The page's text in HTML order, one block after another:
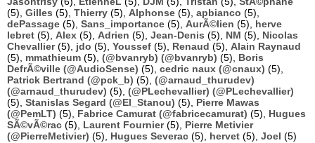
(5), Gilles (5), Thierry (5), Alphonse (5), apbianco (5),
dePassage (5), Sans_importance (5), AurÃ©lien (5), herve
lebret (5), Alex (5), Adrien (5), Jean-Denis (5), NM (5), Nicolas
Chevallier(5), jdo (5), Youssef (5), Renaud (5), Alain Raynaud
(5), mmathieum (5), (@bvanryb) (@bvanryb) (5), Boris
DefrÃ©ville (@AudioSense) (5), cedric naux (@cnaux) (5),
Patrick Bertrand (@pck_b) (5), (@arnaud_thurudev)
(@arnaud_thurudev) (5), (@PLechevallier) (@PLechevallier)
(5), Stanislas Segard (@El_Stanou) (5), Pierre Mawas
(@PemLT) (5), Fabrice Camurat (@fabricecamurat) (5), Hugues
SÃ©vÃ©rac (5), Laurent Fournier(5), Pierre Metivier
(@PierreMetivier) (5), Hugues Severac (5), hervet (5), Joel (5)